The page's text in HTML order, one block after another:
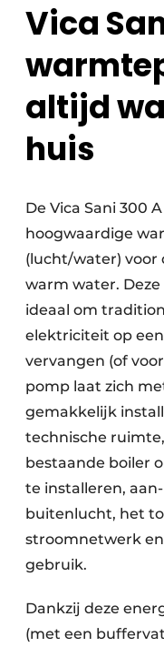
Vica
altijd
huis
De Vica Sani 300
hoogwaardige
(lucht/water) voor
warm water.
ideaal om
elektriciteit op
vervangen (of
pomp laat zich
gemakkelijk
technische
bestaande boiler
te installeren,
buitenlucht, het
stroomnetwerk
gebruik.
Dankzij deze
(met een